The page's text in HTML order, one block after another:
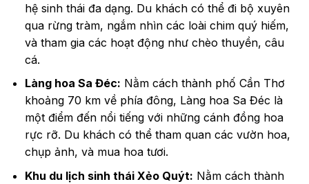
hệ sinh thái đa dạng. Du khách có thể đi bộ xuyên
qua rừng tràm, ngắm nhìn các loài chim quý hiếm,
và tham gia các hoạt động như chèo thuyền, câu
cá.
Làng hoa Sa Đéc: Nằm cách thành phố Cần Thơ
khoảng 70 km về phía đông, Làng hoa Sa Đéc là
một điểm đến nổi tiếng với những cánh đồng hoa
rực rỡ. Du khách có thể tham quan các vườn hoa,
chụp ảnh, và mua hoa tươi.
Khu du lịch sinh thái Xẻo Quýt: Nằm cách thành